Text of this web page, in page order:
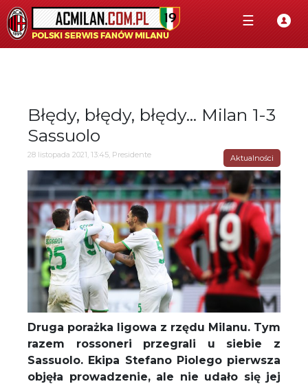
☰
Błędy, błędy, błędy... Milan 1-3
Sassuolo
28 listopada 2021, 13:45, Presidente Aktualności
Druga porażka ligowa z rzędu Milanu. Tym
razem rossoneri przegrali u siebie z
Sassuolo. Ekipa Stefano Piolego pierwsza
objęła prowadzenie, ale nie udało się jej